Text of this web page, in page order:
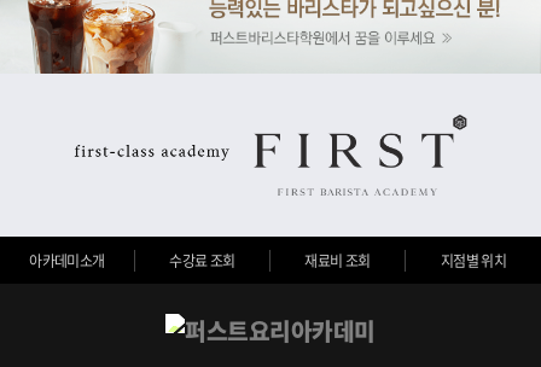
아카데미소개 수강료 조회 재료비 조회 지점별 위치